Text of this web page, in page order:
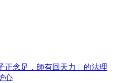
正念足，師有回天力」的法理
心